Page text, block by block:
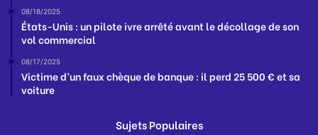
08/18/2025
États-Unis : un pilote ivre arrêté avant le décollage de son
vol commercial
08/17/2025
Victime d’un faux chèque de banque : il perd 25 500 € et sa
voiture
Sujets Populaires